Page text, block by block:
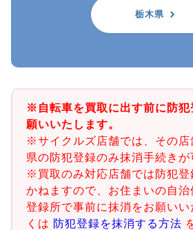
栃木県
※自転車を買取に出す前に防犯
願いいたします。
※サイクルズ店舗では、その店
県の防犯登録のみ抹消手続きが
※買取のみ対応店舗では防犯登
かねますので、お住まいの自
登録所で事前に抹消をお願いい
くは 防犯登録を抹消する方法